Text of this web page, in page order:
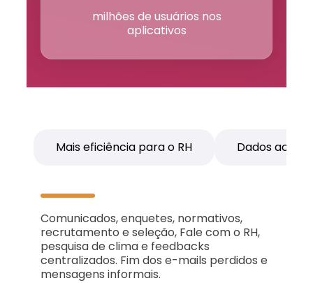
milhões de usuários nos
aplicativos
Mais eficiência para o RH Dados
Comunicados, enquetes, normativos,
recrutamento e seleção, Fale com o RH,
pesquisa de clima e feedbacks
centralizados. Fim dos e-mails perdidos e
mensagens informais.